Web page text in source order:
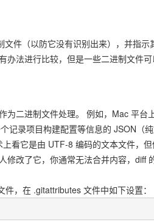
件（以防它没有识别出来），并指示
办法进行比较，但是一些二进制文件
为二进制文件处理。 例如，Mac 平台
记录项目构建配置等信息的 JSON（
看它是由 UTF-8 编码的文本文件，
改了它，你通常无法合并内容，diff
，在 .gitattributes 文件中如下设置：